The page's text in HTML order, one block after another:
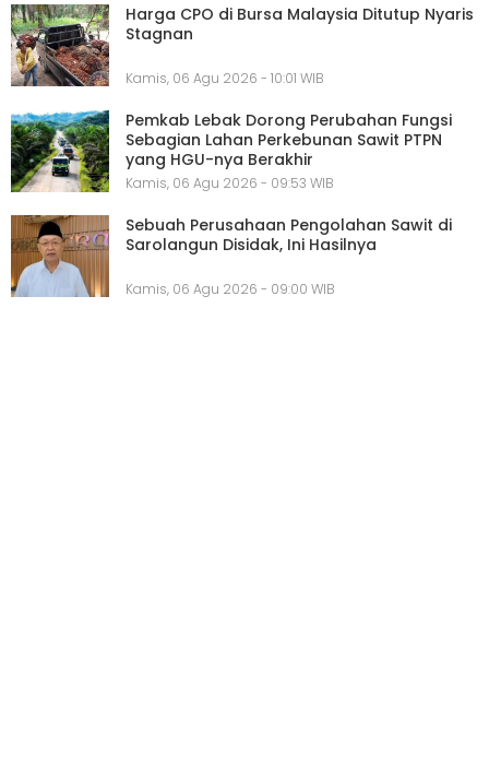
Harga CPO di Bursa Malaysia Ditutup Nyaris
Stagnan
Kamis, 06 Agu 2026 - 10:01 WIB
Pemkab Lebak Dorong Perubahan Fungsi
Sebagian Lahan Perkebunan Sawit PTPN
yang HGU-nya Berakhir
Kamis, 06 Agu 2026 - 09:53 WIB
Sebuah Perusahaan Pengolahan Sawit di
Sarolangun Disidak, Ini Hasilnya
Kamis, 06 Agu 2026 - 09:00 WIB